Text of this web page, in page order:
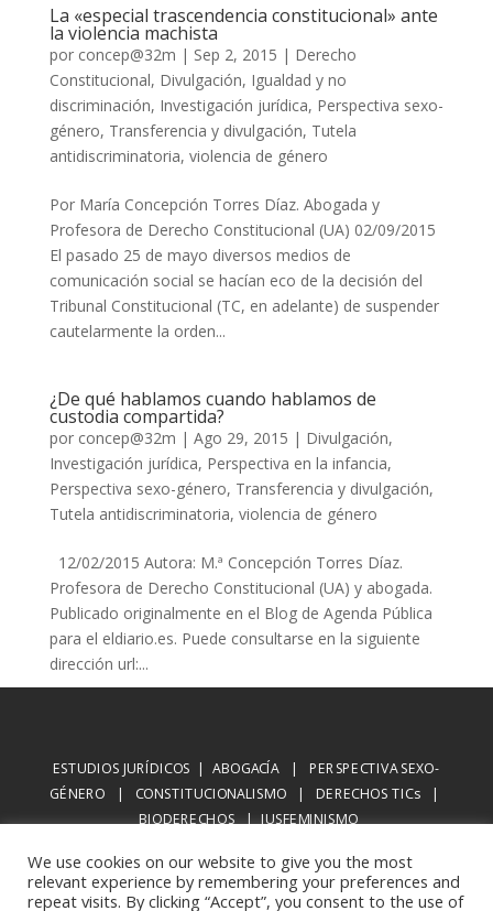
La «especial trascendencia constitucional» ante
la violencia machista
por concep@32m | Sep 2, 2015 | Derecho
Constitucional, Divulgación, Igualdad y no
discriminación, Investigación jurídica, Perspectiva sexo-
género, Transferencia y divulgación, Tutela
antidiscriminatoria, violencia de género
Por María Concepción Torres Díaz. Abogada y
Profesora de Derecho Constitucional (UA) 02/09/2015
El pasado 25 de mayo diversos medios de
comunicación social se hacían eco de la decisión del
Tribunal Constitucional (TC, en adelante) de suspender
cautelarmente la orden...
¿De qué hablamos cuando hablamos de
custodia compartida?
por concep@32m | Ago 29, 2015 | Divulgación,
Investigación jurídica, Perspectiva en la infancia,
Perspectiva sexo-género, Transferencia y divulgación,
Tutela antidiscriminatoria, violencia de género
12/02/2015 Autora: M.ª Concepción Torres Díaz.
Profesora de Derecho Constitucional (UA) y abogada.
Publicado originalmente en el Blog de Agenda Pública
para el eldiario.es. Puede consultarse en la siguiente
dirección url:...
ESTUDIOS JURÍDICOS | ABOGACÍA | PERSPECTIVA SEXO-
GÉNERO | CONSTITUCIONALISMO | DERECHOS TICs |
BIODERECHOS | IUSFEMINISMO
Aviso legal
We use cookies on our website to give you the most
relevant experience by remembering your preferences and
repeat visits. By clicking “Accept”, you consent to the use of